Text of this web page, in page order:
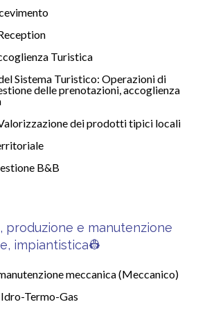
Turistica
Sistema Turistico: Operazioni di
delle prenotazioni, accoglienza
dei prodotti tipici locali
B&B
produzione e manutenzione
impiantistica👷
meccanica (Meccanico)
Termo-Gas